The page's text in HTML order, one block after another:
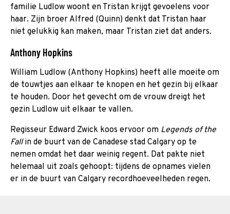
familie Ludlow woont en Tristan krijgt gevoelens voor
haar. Zijn broer Alfred (Quinn) denkt dat Tristan haar
niet gelukkig kan maken, maar Tristan ziet dat anders.
Anthony Hopkins
William Ludlow (Anthony Hopkins) heeft alle moeite om
de touwtjes aan elkaar te knopen en het gezin bij elkaar
te houden. Door het gevecht om de vrouw dreigt het
gezin Ludlow uit elkaar te vallen.
Regisseur Edward Zwick koos ervoor om Legends of the
Fallin de buurt van de Canadese stad Calgary op te
nemen omdat het daar weinig regent. Dat pakte niet
helemaal uit zoals gehoopt: tijdens de opnames vielen
er in de buurt van Calgary recordhoeveelheden regen.